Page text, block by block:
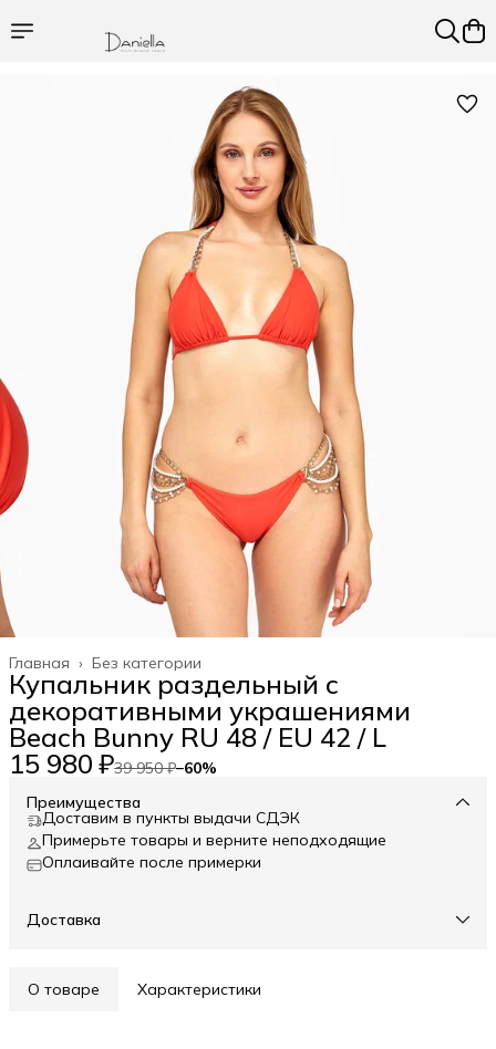
Без категории
Главная ›
Купальник раздельный с
декоративными украшениями
Beach Bunny RU 48 / EU 42 / L
15 980 ₽39 950 ₽−60%
Преимущества
Доставим в пункты выдачи СДЭК
Примерьте товары и верните неподходящие
Оплаивайте после примерки
Доставка
О товаре Характеристики